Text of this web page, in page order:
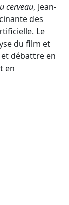
cerveau, Jean-
des
Le
du film et
débattre en
en